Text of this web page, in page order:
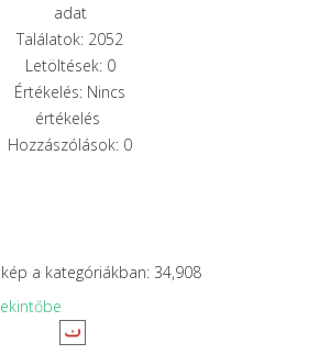
adat
Találatok: 2052
Letöltések: 0
Értékelés: Nincs
értékelés
Hozzászólások: 0
a kategóriákban: 34,908